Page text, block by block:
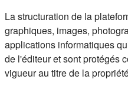
La structuration de la
graphiques, images,
applications informatiques
de l'éditeur et sont protégés
vigueur au titre de la